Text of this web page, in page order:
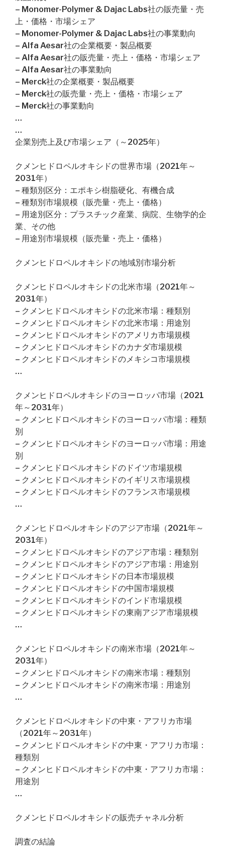
– Monomer-Polymer & Dajac Labs社の販売量・売
上・価格・市場シェア
– Monomer-Polymer & Dajac Labs社の事業動向
– Alfa Aesar社の企業概要・製品概要
– Alfa Aesar社の販売量・売上・価格・市場シェア
– Alfa Aesar社の事業動向
– Merck社の企業概要・製品概要
– Merck社の販売量・売上・価格・市場シェア
– Merck社の事業動向
…
…
企業別売上及び市場シェア（～2025年）
クメンヒドロペルオキシドの世界市場（2021年～
2031年）
– 種類別区分：エポキシ樹脂硬化、有機合成
– 種類別市場規模（販売量・売上・価格）
– 用途別区分：プラスチック産業、病院、生物学的企
業、その他
– 用途別市場規模（販売量・売上・価格）
クメンヒドロペルオキシドの地域別市場分析
クメンヒドロペルオキシドの北米市場（2021年～
2031年）
– クメンヒドロペルオキシドの北米市場：種類別
– クメンヒドロペルオキシドの北米市場：用途別
– クメンヒドロペルオキシドのアメリカ市場規模
– クメンヒドロペルオキシドのカナダ市場規模
– クメンヒドロペルオキシドのメキシコ市場規模
…
クメンヒドロペルオキシドのヨーロッパ市場（2021
年～2031年）
– クメンヒドロペルオキシドのヨーロッパ市場：種類
別
– クメンヒドロペルオキシドのヨーロッパ市場：用途
別
– クメンヒドロペルオキシドのドイツ市場規模
– クメンヒドロペルオキシドのイギリス市場規模
– クメンヒドロペルオキシドのフランス市場規模
…
クメンヒドロペルオキシドのアジア市場（2021年～
2031年）
– クメンヒドロペルオキシドのアジア市場：種類別
– クメンヒドロペルオキシドのアジア市場：用途別
– クメンヒドロペルオキシドの日本市場規模
– クメンヒドロペルオキシドの中国市場規模
– クメンヒドロペルオキシドのインド市場規模
– クメンヒドロペルオキシドの東南アジア市場規模
…
クメンヒドロペルオキシドの南米市場（2021年～
2031年）
– クメンヒドロペルオキシドの南米市場：種類別
– クメンヒドロペルオキシドの南米市場：用途別
…
クメンヒドロペルオキシドの中東・アフリカ市場
（2021年～2031年）
– クメンヒドロペルオキシドの中東・アフリカ市場：
種類別
– クメンヒドロペルオキシドの中東・アフリカ市場：
用途別
…
クメンヒドロペルオキシドの販売チャネル分析
調査の結論